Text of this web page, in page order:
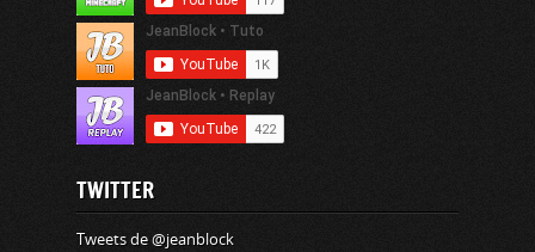
TWITTER
Tweets de @jeanblock